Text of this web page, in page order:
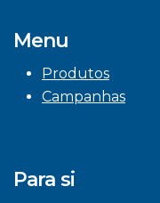
Menu
Produtos
Campanhas
Para si